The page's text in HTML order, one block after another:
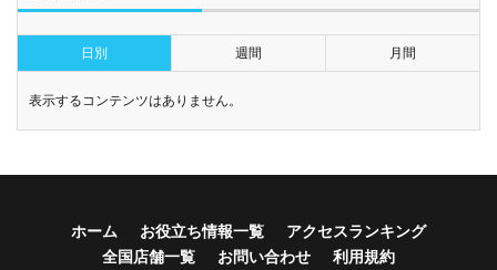
日別 週間 月間
表示するコンテンツはありません。
ホーム お役立ち情報一覧
アクセスランキング
全国店舗一覧
お問い合わせ 利用規約